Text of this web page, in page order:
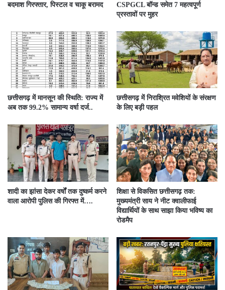
बदमाश गिरफ्तार, पिस्टल व चाकू बरामद
CSPGCL बॉन्ड समेत 7 महत्वपूर्ण
प्रस्तावों पर मुहर
छत्तीसगढ़ में मानसून की स्थिति: राज्य में
अब तक 99.2% सामान्य वर्षा दर्ज..
छत्तीसगढ़ में निराश्रित मवेशियों के संरक्षण
के लिए बड़ी पहल
शादी का झांसा देकर वर्षों तक दुष्कर्म करने
वाला आरोपी पुलिस की गिरफ्त में….
शिक्षा से विकसित छत्तीसगढ़ तक:
मुख्यमंत्री साय ने नीट क्वालीफाई
विद्यार्थियों के साथ साझा किया भविष्य का
रोडमैप